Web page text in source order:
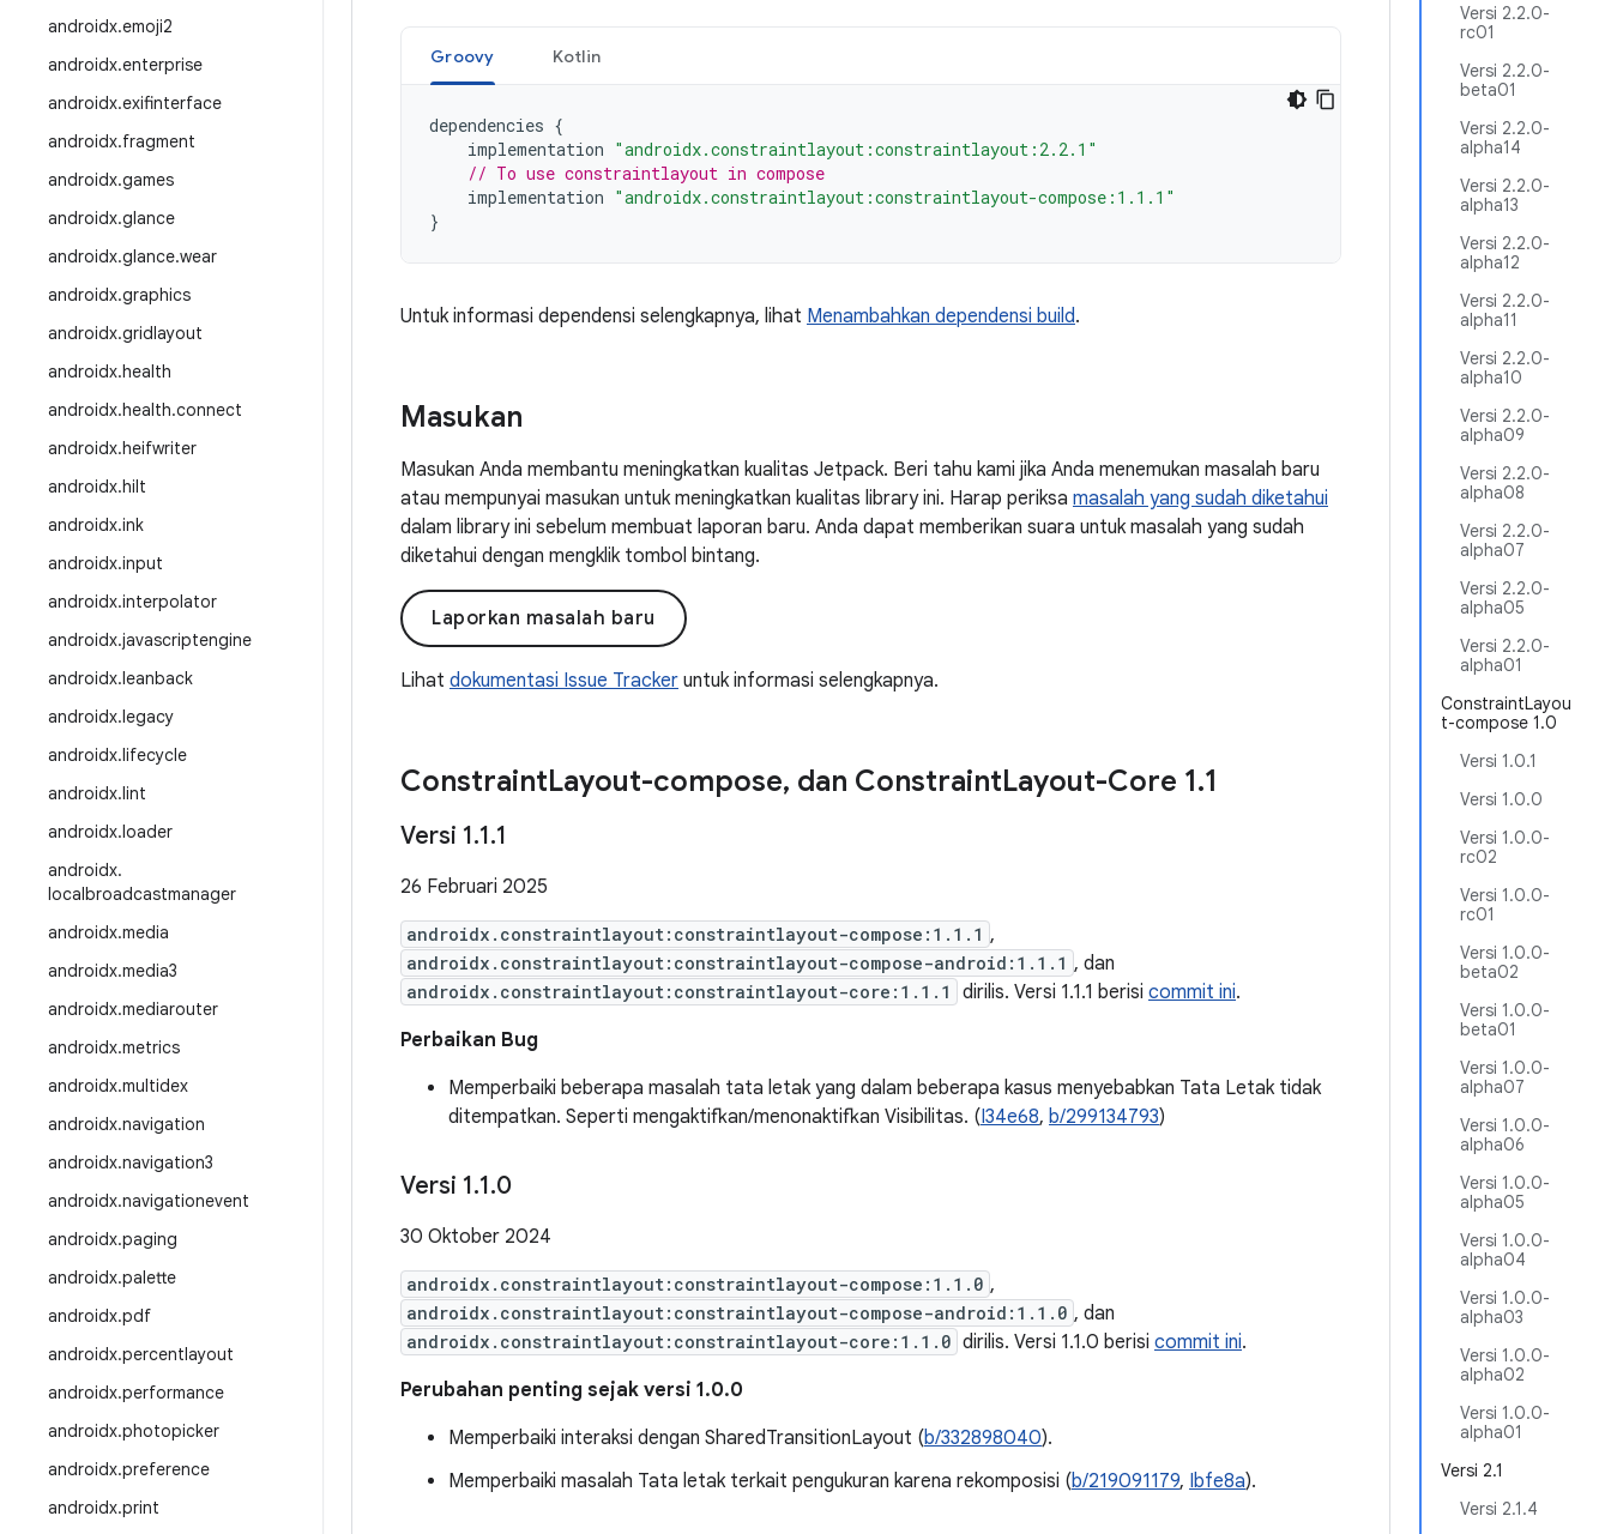
androidx.emoji2
androidx.enterprise
androidx.exifinterface
androidx.fragment
androidx.games
androidx.glance
androidx.glance.wear
androidx.graphics
androidx.gridlayout
androidx.health
androidx.health.connect
androidx.heifwriter
androidx.hilt
androidx.ink
androidx.input
androidx.interpolator
androidx.javascriptengine
androidx.leanback
androidx.legacy
androidx.lifecycle
androidx.lint
androidx.loader
androidx.
localbroadcastmanager
androidx.media
androidx.media3
androidx.mediarouter
androidx.metrics
androidx.multidex
androidx.navigation
androidx.navigation3
androidx.navigationevent
androidx.paging
androidx.palette
androidx.pdf
androidx.percentlayout
androidx.performance
androidx.photopicker
androidx.preference
androidx.print
Versi 2.2.0-
rc01
Versi 2.2.0-
beta01
Versi 2.2.0-
alpha14
Versi 2.2.0-
alpha13
Versi 2.2.0-
alpha12
Versi 2.2.0-
alpha11
Versi 2.2.0-
alpha10
Versi 2.2.0-
alpha09
Versi 2.2.0-
alpha08
Versi 2.2.0-
alpha07
Versi 2.2.0-
alpha05
Versi 2.2.0-
alpha01
ConstraintLayou
t-compose 1.0
Versi 1.0.1
Versi 1.0.0
Versi 1.0.0-
rc02
Versi 1.0.0-
rc01
Versi 1.0.0-
beta02
Versi 1.0.0-
beta01
Versi 1.0.0-
alpha07
Versi 1.0.0-
alpha06
Versi 1.0.0-
alpha05
Versi 1.0.0-
alpha04
Versi 1.0.0-
alpha03
Versi 1.0.0-
alpha02
Versi 1.0.0-
alpha01
Versi 2.1
Versi 2.1.4
Groovy Kotlin
dependencies {
implementation "androidx.constraintlayout:constraintlayout:2.2.1"
// To use constraintlayout in compose
implementation "androidx.constraintlayout:constraintlayout-compose:1.1.1"
}
Untuk informasi dependensi selengkapnya, lihat Menambahkan dependensi build.
Masukan
Masukan Anda membantu meningkatkan kualitas Jetpack. Beri tahu kami jika Anda menemukan masalah baru
atau mempunyai masukan untuk meningkatkan kualitas library ini. Harap periksa masalah yang sudah diketahui
dalam library ini sebelum membuat laporan baru. Anda dapat memberikan suara untuk masalah yang sudah
diketahui dengan mengklik tombol bintang.
Laporkan masalah baru
Lihat dokumentasi Issue Tracker untuk informasi selengkapnya.
ConstraintLayout-compose, dan ConstraintLayout-Core 1.1
Versi 1.1.1
26 Februari 2025
androidx.constraintlayout:constraintlayout-compose:1.1.1 ,
androidx.constraintlayout:constraintlayout-compose-android:1.1.1 , dan
androidx.constraintlayout:constraintlayout-core:1.1.1 dirilis. Versi 1.1.1 berisi commit ini.
Perbaikan Bug
Memperbaiki beberapa masalah tata letak yang dalam beberapa kasus menyebabkan Tata Letak tidak
ditempatkan. Seperti mengaktifkan/menonaktifkan Visibilitas. (I34e68, b/299134793)
Versi 1.1.0
30 Oktober 2024
androidx.constraintlayout:constraintlayout-compose:1.1.0 ,
androidx.constraintlayout:constraintlayout-compose-android:1.1.0 , dan
androidx.constraintlayout:constraintlayout-core:1.1.0 dirilis. Versi 1.1.0 berisi commit ini.
Perubahan penting sejak versi 1.0.0
Memperbaiki interaksi dengan SharedTransitionLayout (b/332898040).
Memperbaiki masalah Tata letak terkait pengukuran karena rekomposisi (b/219091179, Ibfe8a).